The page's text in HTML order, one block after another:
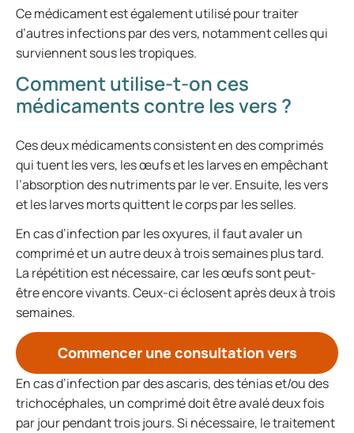
Ce médicament est également utilisé pour traiter
d’autres infections par des vers, notamment celles qui
surviennent sous les tropiques.
Comment utilise-t-on ces
médicaments contre les vers ?
Ces deux médicaments consistent en des comprimés
qui tuent les vers, les œufs et les larves en empêchant
l’absorption des nutriments par le ver. Ensuite, les vers
et les larves morts quittent le corps par les selles.
En cas d’infection par les oxyures, il faut avaler un
comprimé et un autre deux à trois semaines plus tard.
La répétition est nécessaire, car les œufs sont peut-
être encore vivants. Ceux-ci éclosent après deux à trois
semaines.
Commencer une consultation vers
En cas d’infection par des ascaris, des ténias et/ou des
trichocéphales, un comprimé doit être avalé deux fois
par jour pendant trois jours. Si nécessaire, le traitement